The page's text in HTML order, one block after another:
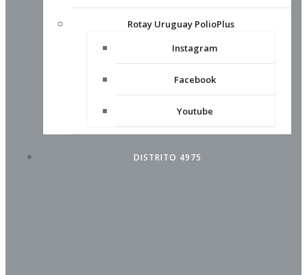
Rotay Uruguay PolioPlus
Instagram
Facebook
Youtube
DISTRITO 4975